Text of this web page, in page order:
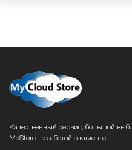
Качественный сервис, большой
McStore - с заботой о клиенте.